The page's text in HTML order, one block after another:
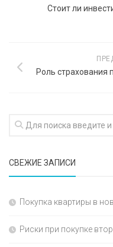
Стоит ли
Роль страхования
СВЕЖИЕ ЗАПИСИ
Покупка квартиры в
Риски при покупке